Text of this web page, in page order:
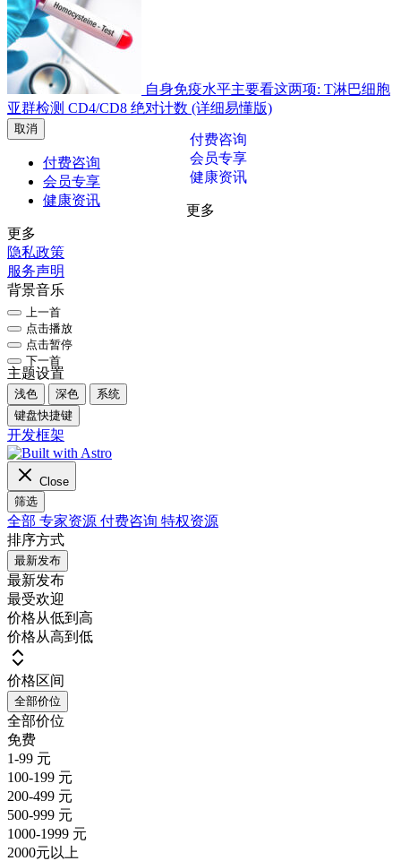
自身免疫水平主要看这两项: T淋巴细胞
亚群检测 CD4/CD8 绝对计数 (详细易懂版)
取消
付费咨询
付费咨询
会员专享
会员专享
健康资讯
健康资讯
更多
更多
隐私政策
服务声明
背景音乐
上一首
点击播放
点击暂停
下一首
主题设置
浅色 深色
系统
键盘快捷键
开发框架
Close
筛选
全部 专家资源 付费咨询 特权资源
排序方式
最新发布
最新发布
最受欢迎
价格从低到高
价格从高到低
价格区间
全部价位
全部价位
免费
1-99 元
100-199 元
200-499 元
500-999 元
1000-1999 元
2000元以上